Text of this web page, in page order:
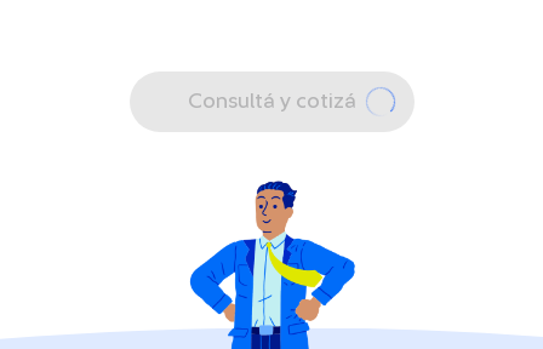
Consultá y cotizá